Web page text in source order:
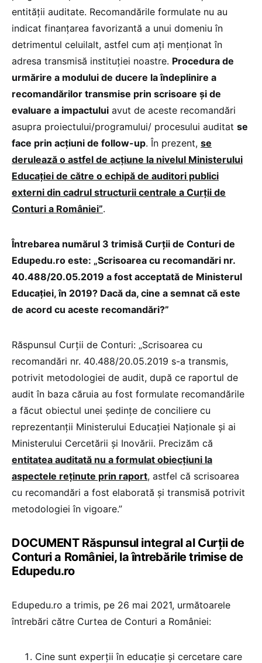
entității auditate. Recomandările formulate nu au
indicat finanțarea favorizantă a unui domeniu în
detrimentul celuilalt, astfel cum ați menționat în
adresa transmisă instituției noastre. Procedura de
urmărire a modului de ducere la îndeplinire a
recomandărilor transmise prin scrisoare și de
evaluare a impactului avut de aceste recomandări
asupra proiectului/programului/ procesului auditat se
face prin acțiuni de follow-up. În prezent, se
derulează o astfel de acțiune la nivelul Ministerului
Educației de către o echipă de auditori publici
externi din cadrul structurii centrale a Curții de
Conturi a României”.
Întrebarea numărul 3 trimisă Curții de Conturi de
Edupedu.ro este: „Scrisoarea cu recomandări nr.
40.488/20.05.2019 a fost acceptată de Ministerul
Educației, în 2019? Dacă da, cine a semnat că este
de acord cu aceste recomandări?”
Răspunsul Curții de Conturi: „Scrisoarea cu
recomandări nr. 40.488/20.05.2019 s-a transmis,
potrivit metodologiei de audit, după ce raportul de
audit în baza căruia au fost formulate recomandările
a făcut obiectul unei ședințe de conciliere cu
reprezentanții Ministerului Educației Naționale și ai
Ministerului Cercetării și Inovării. Precizăm că
entitatea auditată nu a formulat obiecțiuni la
aspectele reținute prin raport, astfel că scrisoarea
cu recomandări a fost elaborată și transmisă potrivit
metodologiei în vigoare.”
DOCUMENT Răspunsul integral al Curții de
Conturi a României, la întrebările trimise de
Edupedu.ro
Edupedu.ro a trimis, pe 26 mai 2021, următoarele
întrebări către Curtea de Conturi a României:
Cine sunt experții în educație și cercetare care